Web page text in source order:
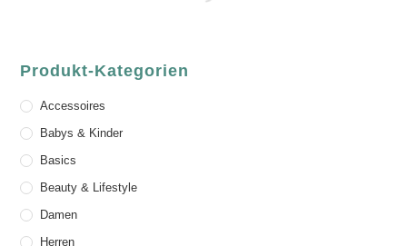
Produkt-Kategorien
Accessoires
Babys & Kinder
Basics
Beauty & Lifestyle
Damen
Herren